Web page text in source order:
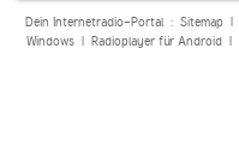
Dein Internetradio-Portal : Sitemap|
Windows| Radioplayer für Android|